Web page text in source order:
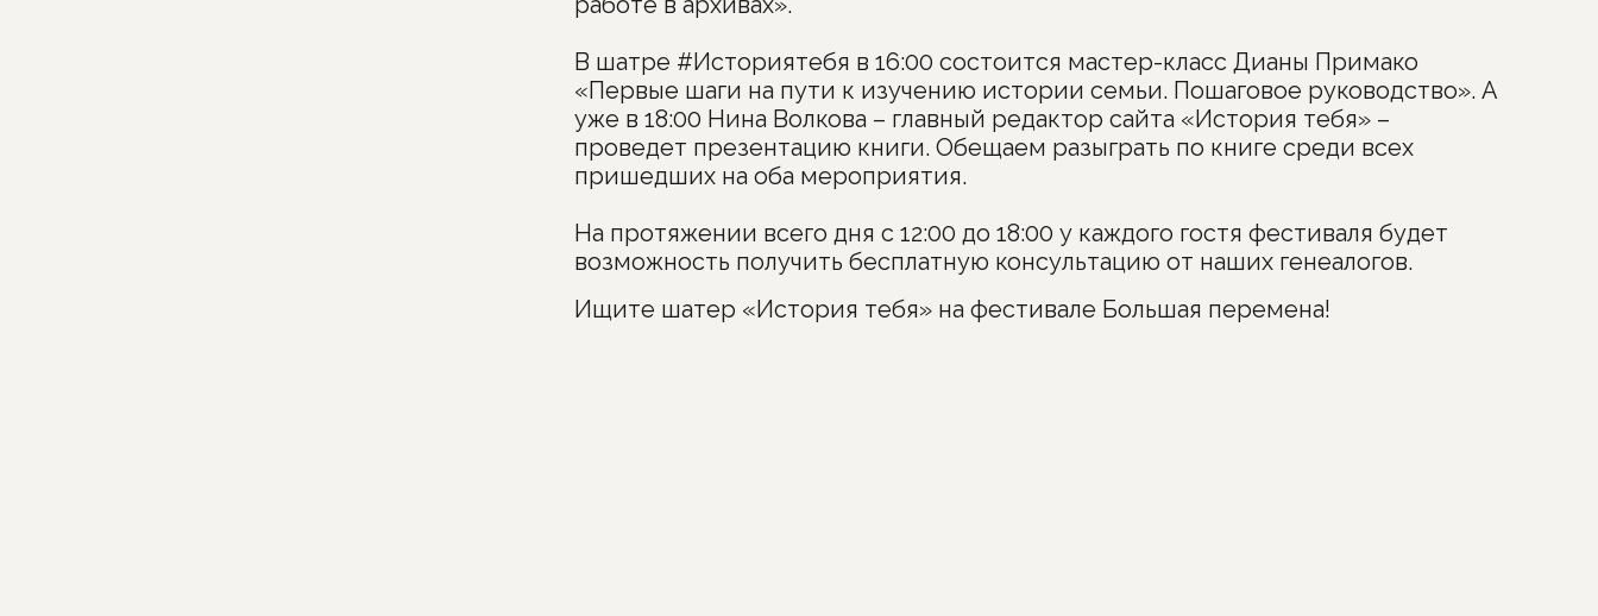
В шатре #Историятебя в 16:00 состоится мастер-класс Дианы Примако
«Первые шаги на пути к изучению истории семьи. Пошаговое руководство». А
уже в 18:00 Нина Волкова – главный редактор сайта «История тебя» –
проведет презентацию книги. Обещаем разыграть по книге среди всех
пришедших на оба мероприятия.
На протяжении всего дня с 12:00 до 18:00 у каждого гостя фестиваля будет
возможность получить бесплатную консультацию от наших генеалогов.
Ищите шатер «История тебя» на фестивале Большая перемена!